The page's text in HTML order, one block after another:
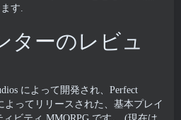
す.
ターのレビュ
によって開発され、Perfect
よってリリースされた、基本プレイ